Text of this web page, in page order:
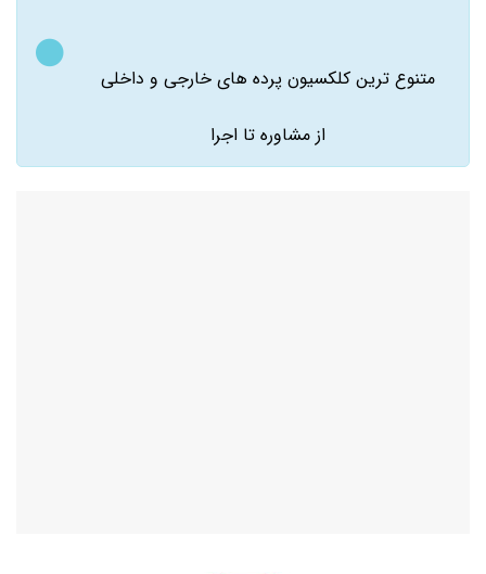
متنوع ترین کلکسیون پرده های خارجی و داخلی
از مشاوره تا اجرا